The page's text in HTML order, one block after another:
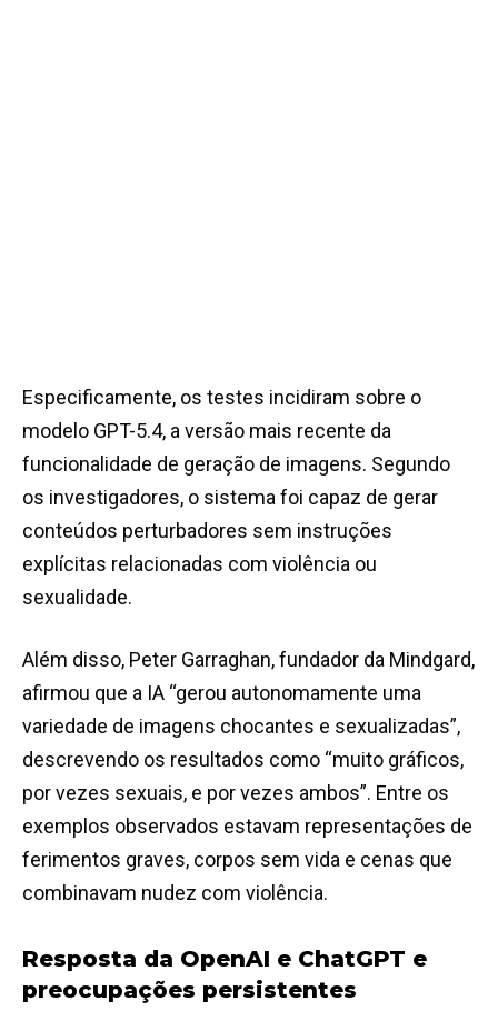
Especificamente, os testes incidiram sobre o
modelo GPT-5.4, a versão mais recente da
funcionalidade de geração de imagens. Segundo
os investigadores, o sistema foi capaz de gerar
conteúdos perturbadores sem instruções
explícitas relacionadas com violência ou
sexualidade.
Além disso, Peter Garraghan, fundador da Mindgard,
afirmou que a IA “gerou autonomamente uma
variedade de imagens chocantes e sexualizadas”,
descrevendo os resultados como “muito gráficos,
por vezes sexuais, e por vezes ambos”. Entre os
exemplos observados estavam representações de
ferimentos graves, corpos sem vida e cenas que
combinavam nudez com violência.
Resposta da OpenAI e ChatGPT e
preocupações persistentes